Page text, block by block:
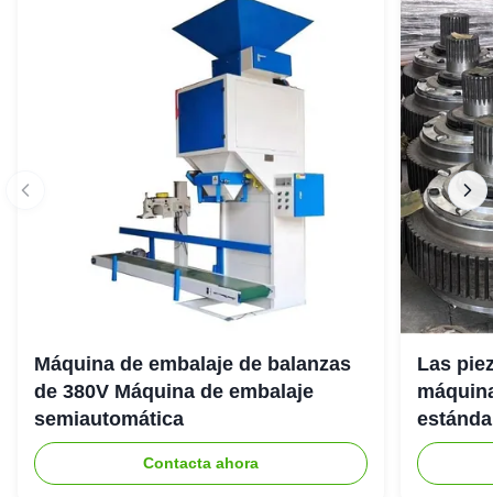
Máquina de embalaje de balanzas
de 380V Máquina de embalaje
semiautomática
Contacta ahora
Las